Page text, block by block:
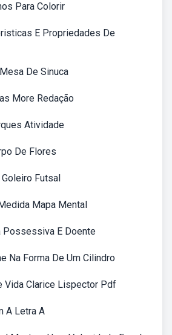
Para Colorir
E Propriedades De
De Sinuca
More Redação
Atividade
De Flores
Futsal
Mapa Mental
Possessiva E Doente
Na Forma De Um Cilindro
Vida Clarice Lispector Pdf
A Letra A